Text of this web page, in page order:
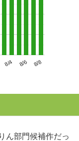
8/4 8/6 8/8
ん部門候補作だっ